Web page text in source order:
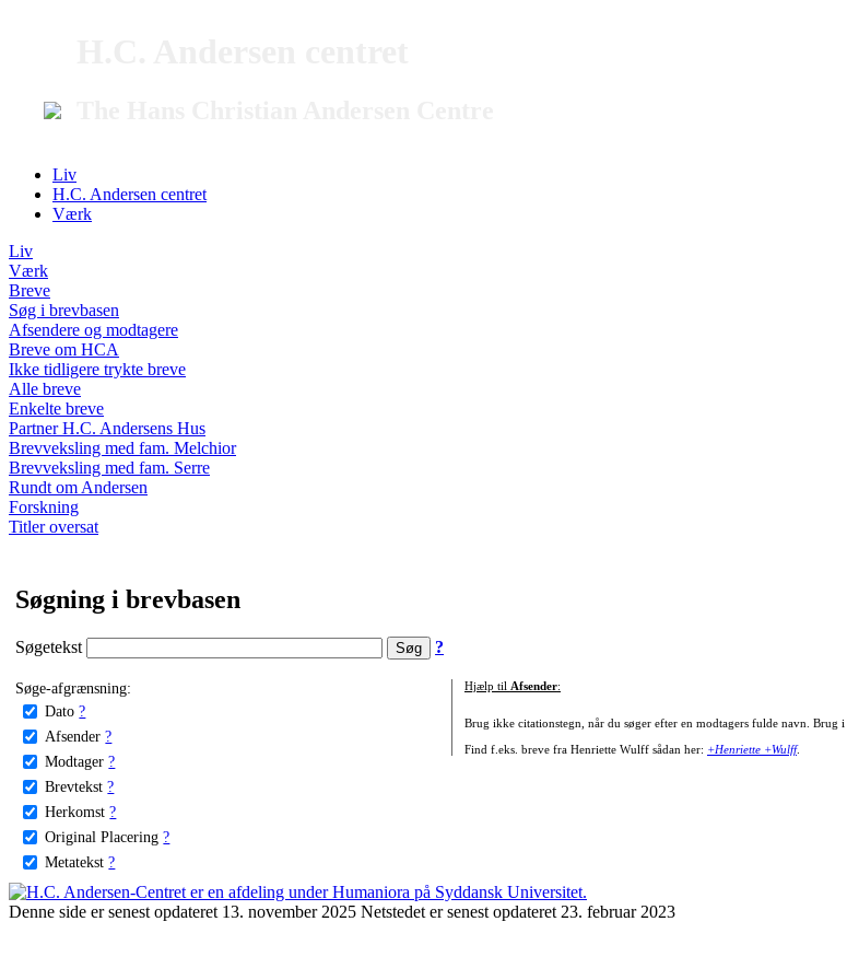
Liv
H.C. Andersen centret
Værk
Liv
Værk
Breve
Søg i brevbasen
Afsendere og modtagere
Breve om HCA
Ikke tidligere trykte breve
Alle breve
Enkelte breve
Partner H.C. Andersens Hus
Brevveksling med fam. Melchior
Brevveksling med fam. Serre
Rundt om Andersen
Forskning
Titler oversat
Søgning i brevbasen
Søgetekst ?
Søge-afgrænsning:
Dato ?
Afsender ?
Modtager ?
Brevtekst ?
Herkomst ?
Original Placering ?
Metatekst ?
Hjælp til Afsender:
Brug ikke citationstegn, når du søger efter en modtagers fulde navn. Brug i
Find f.eks. breve fra Henriette Wulff sådan her: +Henriette +Wulff.
Denne side er senest opdateret 13. november 2025 Netstedet er senest opdateret 23. februar 2023